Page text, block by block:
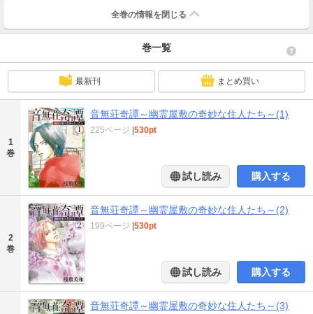
全巻の情報を 閉じる
巻一覧
最新刊 まとめ買い
1
巻
音無荘奇譚～幽霊屋敷の奇妙な住人たち～(1)
225ページ 530pt
試し読み 購入する
2
巻
音無荘奇譚～幽霊屋敷の奇妙な住人たち～(2)
199ページ 530pt
試し読み 購入する
音無荘奇譚～幽霊屋敷の奇妙な住人たち～(3)